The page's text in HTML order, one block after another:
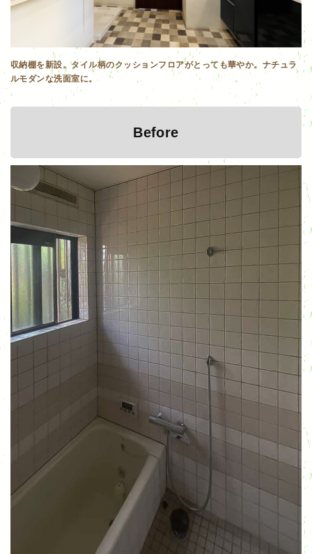
収納棚を新設。タイル柄のクッションフロアがとっても華やか。ナチュラ
ルモダンな洗面室に。
Before